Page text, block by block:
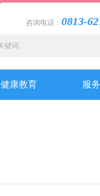
咨询电话： 0813-
健康教育 服